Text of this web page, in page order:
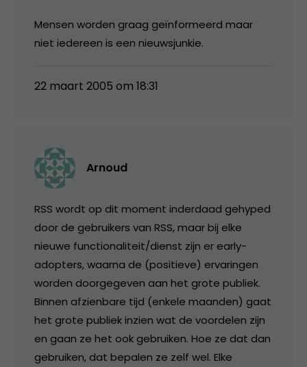
Mensen worden graag geïnformeerd maar
niet iedereen is een nieuwsjunkie.
22 maart 2005 om 18:31
Arnoud
RSS wordt op dit moment inderdaad gehyped
door de gebruikers van RSS, maar bij elke
nieuwe functionaliteit/dienst zijn er early-
adopters, waarna de (positieve) ervaringen
worden doorgegeven aan het grote publiek.
Binnen afzienbare tijd (enkele maanden) gaat
het grote publiek inzien wat de voordelen zijn
en gaan ze het ook gebruiken. Hoe ze dat dan
gebruiken, dat bepalen ze zelf wel. Elke